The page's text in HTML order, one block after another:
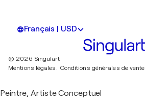
Français | USD
© 2026 Singulart
Mentions légales. Conditions générales de vente
Peintre, Artiste Conceptuel